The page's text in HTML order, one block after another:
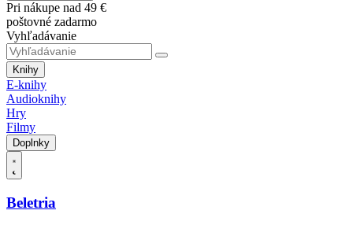
Pri nákupe nad 49 €
poštovné zadarmo
Vyhľadávanie
Knihy
E-knihy
Audioknihy
Hry
Filmy
Doplnky
Beletria